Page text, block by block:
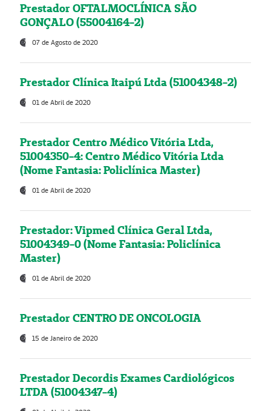
Prestador OFTALMOCLÍNICA SÃO
GONÇALO (55004164-2)
07 de Agosto de 2020
Prestador Clínica Itaipú Ltda (51004348-2)
01 de Abril de 2020
Prestador Centro Médico Vitória Ltda,
51004350-4: Centro Médico Vitória Ltda
(Nome Fantasia: Policlínica Master)
01 de Abril de 2020
Prestador: Vipmed Clínica Geral Ltda,
51004349-0 (Nome Fantasia: Policlínica
Master)
01 de Abril de 2020
Prestador CENTRO DE ONCOLOGIA
15 de Janeiro de 2020
Prestador Decordis Exames Cardiológicos
LTDA (51004347-4)